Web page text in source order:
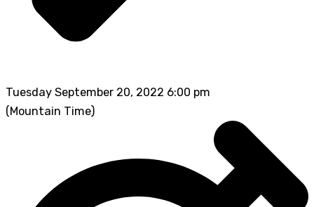
Tuesday September 20, 2022 6:00 pm
(Mountain Time)